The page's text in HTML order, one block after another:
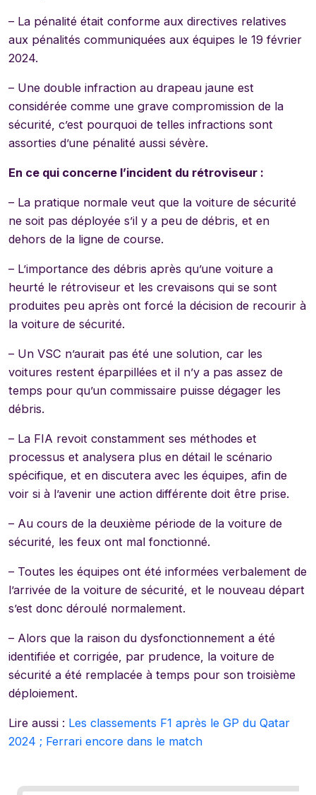
– La pénalité était conforme aux directives relatives
aux pénalités communiquées aux équipes le 19 février
2024.
– Une double infraction au drapeau jaune est
considérée comme une grave compromission de la
sécurité, c’est pourquoi de telles infractions sont
assorties d’une pénalité aussi sévère.
En ce qui concerne l’incident du rétroviseur :
– La pratique normale veut que la voiture de sécurité
ne soit pas déployée s’il y a peu de débris, et en
dehors de la ligne de course.
– L’importance des débris après qu’une voiture a
heurté le rétroviseur et les crevaisons qui se sont
produites peu après ont forcé la décision de recourir à
la voiture de sécurité.
– Un VSC n’aurait pas été une solution, car les
voitures restent éparpillées et il n’y a pas assez de
temps pour qu’un commissaire puisse dégager les
débris.
– La FIA revoit constamment ses méthodes et
processus et analysera plus en détail le scénario
spécifique, et en discutera avec les équipes, afin de
voir si à l’avenir une action différente doit être prise.
– Au cours de la deuxième période de la voiture de
sécurité, les feux ont mal fonctionné.
– Toutes les équipes ont été informées verbalement de
l’arrivée de la voiture de sécurité, et le nouveau départ
s’est donc déroulé normalement.
– Alors que la raison du dysfonctionnement a été
identifiée et corrigée, par prudence, la voiture de
sécurité a été remplacée à temps pour son troisième
déploiement.
Lire aussi : Les classements F1 après le GP du Qatar
2024 ; Ferrari encore dans le match